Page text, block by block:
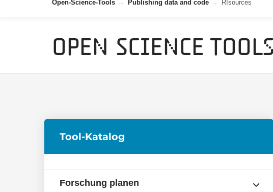
Open-Science-Tools Publishing data and code RIsources
Open Science Tools
Tool-Katalog
Forschung planen